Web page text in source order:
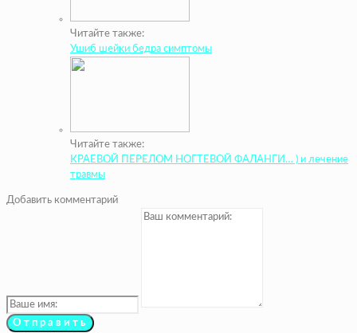
Читайте также:
Ушиб шейки бедра симптомы
Читайте также:
КРАЕВОЙ ПЕРЕЛОМ НОГТЕВОЙ ФАЛАНГИ… ) и лечение
травмы
Добавить комментарий